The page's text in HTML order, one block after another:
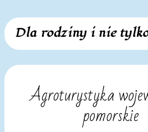
Skip
content
Dla rodziny i nie
Agroturystyka
pomorskie